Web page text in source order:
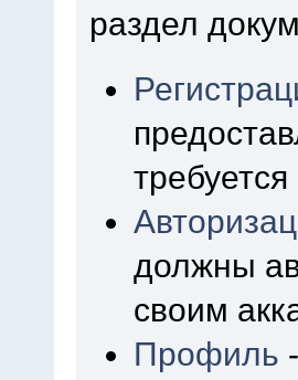
раздел
должны
своим
Профиль